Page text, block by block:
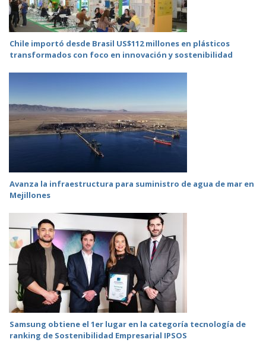
Chile importó desde Brasil US$112 millones en plásticos
transformados con foco en innovación y sostenibilidad
Avanza la infraestructura para suministro de agua de mar en
Mejillones
Samsung obtiene el 1er lugar en la categoría tecnología de
ranking de Sostenibilidad Empresarial IPSOS